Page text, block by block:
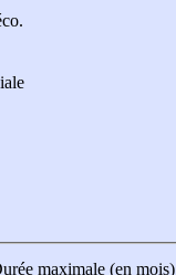
maximale (en mois)